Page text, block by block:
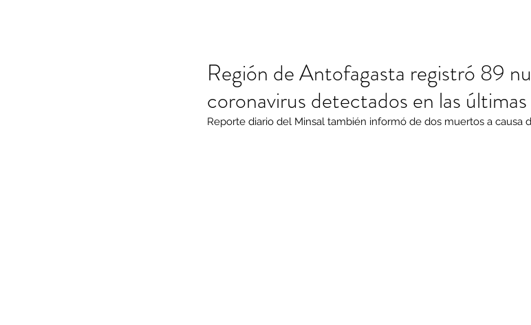
Región de Antofagasta registró 89
coronavirus detectados en las
Reporte diario del Minsal también informó de dos muertos a causa